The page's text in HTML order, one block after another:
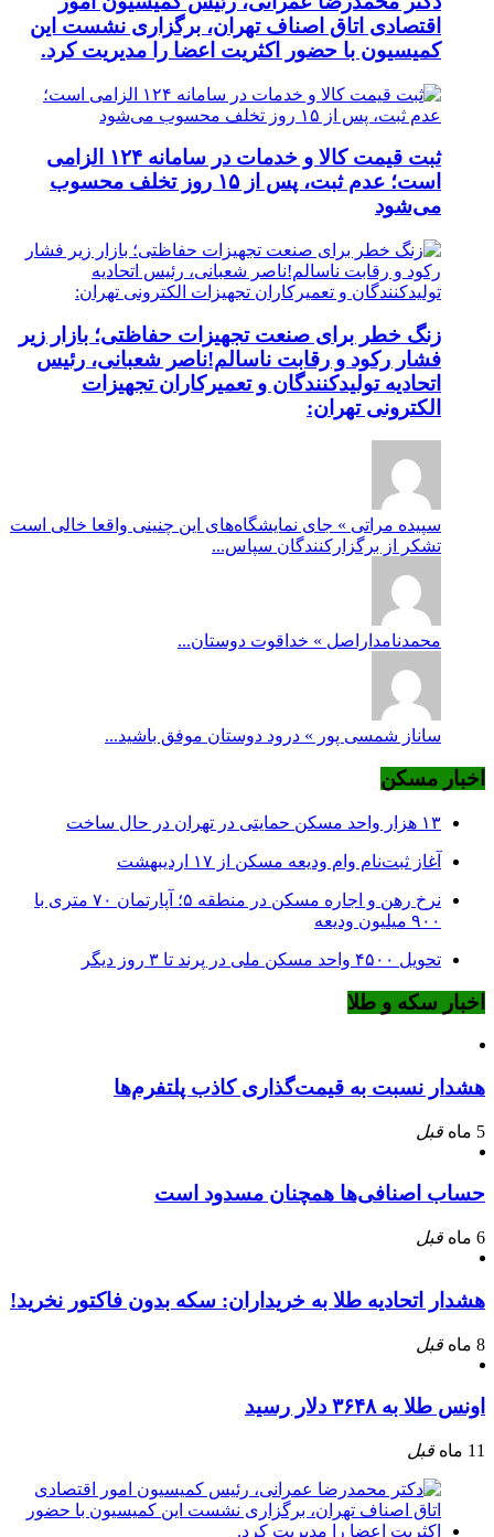
اقتصادی اتاق اصناف تهران، برگزاری نشست این
کمیسیون با حضور اکثریت اعضا را مدیریت کرد.
ثبت قیمت کالا و خدمات در سامانه ۱۲۴ الزامی
است؛ عدم ثبت، پس از ۱۵ روز تخلف محسوب
می‌شود
زنگ خطر برای صنعت تجهیزات حفاظتی؛ بازار زیر
فشار رکود و رقابت ناسالم!ناصر شعبانی، رئیس
اتحادیه تولیدکنندگان و تعمیرکاران تجهیزات
الکترونی تهران:
سپیده مراتی » جای نمایشگاه‌های این چنینی واقعا خالی است
تشکر از برگزارکنندگان سپاس...
محمدنامداراصل » خداقوت دوستان...
ساناز شمسی پور » درود دوستان موفق باشید...
اخبار مسکن
۱۳ هزار واحد مسکن حمایتی در تهران در حال ساخت
آغاز ثبت‌نام وام ودیعه مسکن از ۱۷ اردیبهشت
نرخ‌ رهن و اجاره مسکن در منطقه ۵؛ آپارتمان ۷۰ متری با
۹۰۰ میلیون ودیعه
تحویل ۴۵۰۰ واحد مسکن ملی در پرند تا ۳ روز دیگر
اخبار سکه و طلا
هشدار نسبت به قیمت‌گذاری کاذب پلتفرم‌ها
5 ماه قبل
حساب اصنافی‌ها همچنان مسدود است
6 ماه قبل
هشدار اتحادیه طلا به خریداران: سکه بدون فاکتور نخرید!
8 ماه قبل
اونس طلا به ۳۶۴۸ دلار رسید
11 ماه قبل